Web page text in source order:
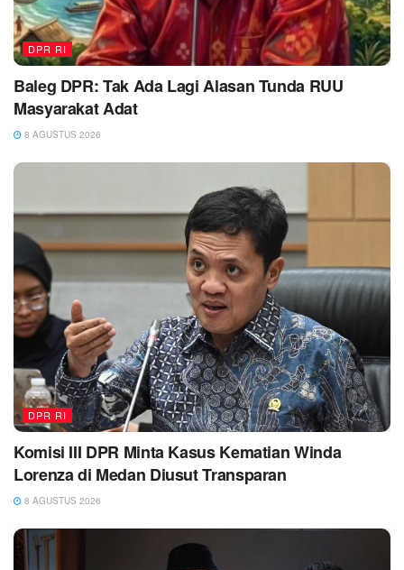
DPR RI
Baleg DPR: Tak Ada Lagi Alasan Tunda RUU
Masyarakat Adat
8 AGUSTUS 2026
DPR RI
Komisi III DPR Minta Kasus Kematian Winda
Lorenza di Medan Diusut Transparan
8 AGUSTUS 2026